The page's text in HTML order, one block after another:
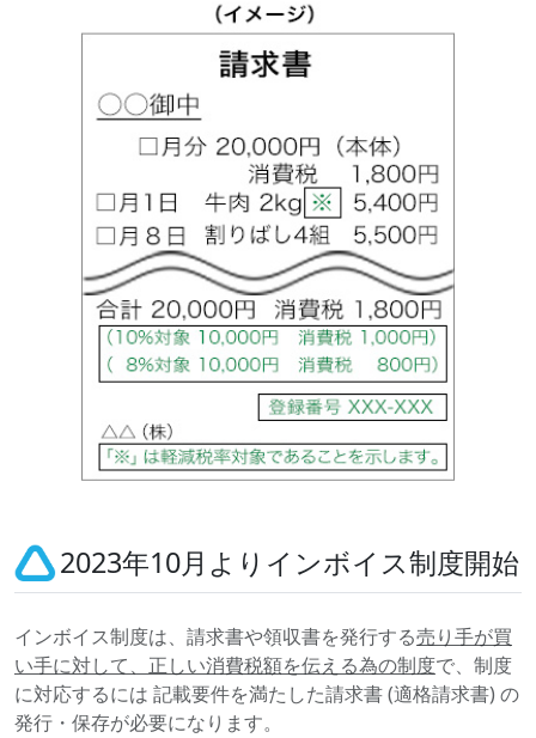
2023年10月よりインボイス制度開始
インボイス制度は、請求書や領収書を発行する売り手が買
い手に対して、正しい消費税額を伝える為の制度で、制度
に対応するには 記載要件を満たした請求書 (適格請求書) の
発行・保存が必要になります。